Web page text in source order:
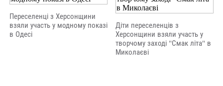
Переселенці з Херсонщини
взяли участь у модному показі
в Одесі
Діти переселенців з
Херсонщини взяли участь у
творчому заході "Смак літа" в
Миколаєві